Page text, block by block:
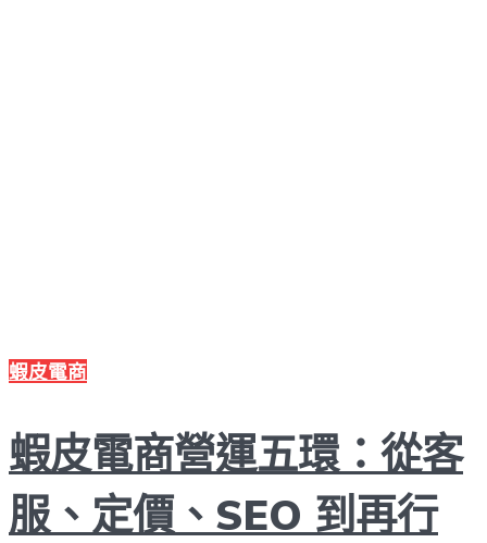
蝦皮電商
蝦皮電商營運五環：從客
服、定價、SEO 到再行